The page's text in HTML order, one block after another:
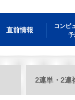
直前情報
コンピ
予
2連単・2連